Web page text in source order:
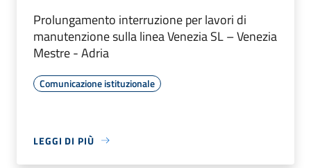
Prolungamento interruzione per lavori di
manutenzione sulla linea Venezia SL – Venezia
Mestre - Adria
Comunicazione istituzionale
LEGGI DI PIÙ